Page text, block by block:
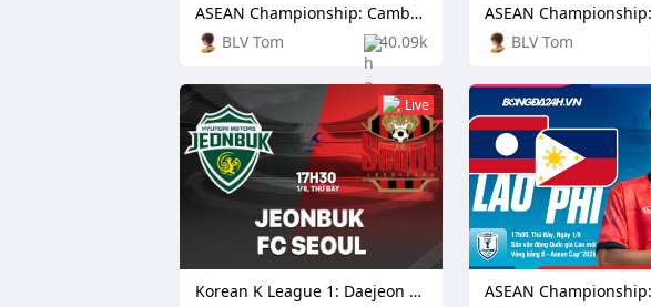
BLV Tom 40.09k
ASEAN Championship: Cambodia vs Laos
BLV Tom
Live
Korean K League 1: Daejeon Citizen vs Football Club Seoul